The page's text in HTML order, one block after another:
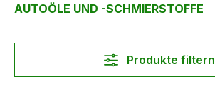
AUTOÖLE UND -SCHMIERSTOFFE
Produkte filtern